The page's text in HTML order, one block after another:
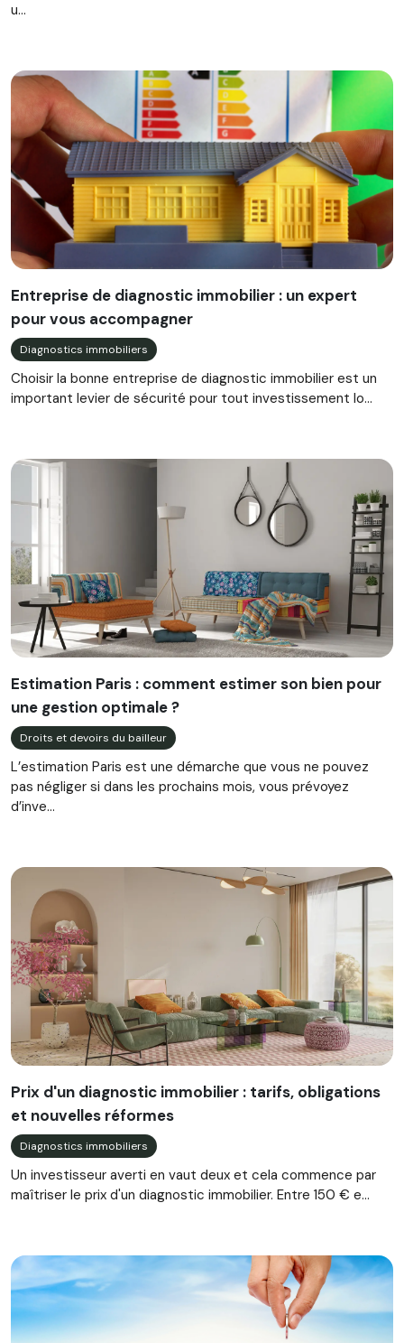
u...
Entreprise de diagnostic immobilier : un expert
pour vous accompagner
Diagnostics immobiliers
Choisir la bonne entreprise de diagnostic immobilier est un
important levier de sécurité pour tout investissement lo...
Estimation Paris : comment estimer son bien pour
une gestion optimale ?
Droits et devoirs du bailleur
L’estimation Paris est une démarche que vous ne pouvez
pas négliger si dans les prochains mois, vous prévoyez
d’inve...
Prix d'un diagnostic immobilier : tarifs, obligations
et nouvelles réformes
Diagnostics immobiliers
Un investisseur averti en vaut deux et cela commence par
maîtriser le prix d'un diagnostic immobilier. Entre 150 € e...